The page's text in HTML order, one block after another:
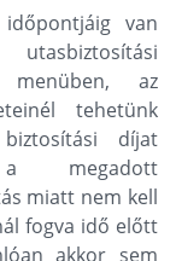
van
az
tehetünk
díjat
a megadott
miatt nem kell
fogva idő előtt
akkor sem